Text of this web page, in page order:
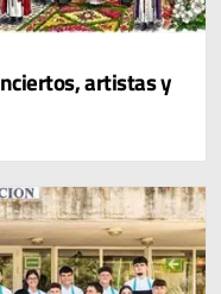
artistas y